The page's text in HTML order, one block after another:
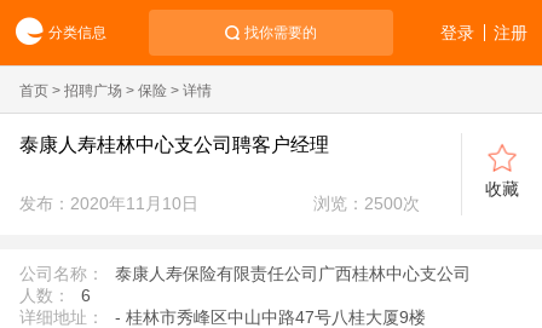
分类信息 找你需要的 注册
登录
首页 > 招聘广场 > 保险 > 详情
泰康人寿桂林中心支公司聘客户经理
发布：2020年11月10日 浏览： 2500次
收藏
公司名称：
泰康人寿保险有限责任公司广西桂林中心支公司
人数：
6
详细地址：
- 桂林市秀峰区中山中路47号八桂大厦9楼